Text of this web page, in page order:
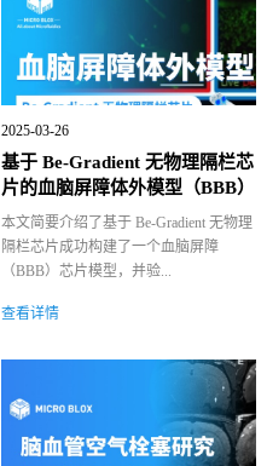
2025-03-26
基于 Be-Gradient 无物理隔栏芯
片的血脑屏障体外模型（BBB）
构...
本文简要介绍了基于 Be-Gradient 无物理
隔栏芯片成功构建了一个血脑屏障
（BBB）芯片模型，并验...
查看详情